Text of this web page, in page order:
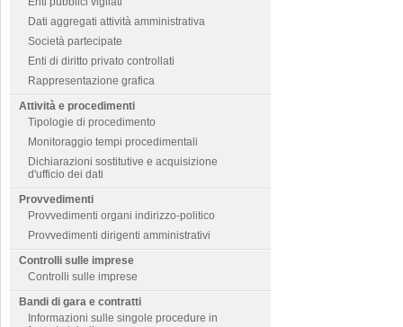
Dati aggregati attività amministrativa
Società partecipate
Enti di diritto privato controllati
Rappresentazione grafica
Attività e procedimenti
Tipologie di procedimento
Monitoraggio tempi procedimentali
Dichiarazioni sostitutive e acquisizione
d'ufficio dei dati
Provvedimenti
Provvedimenti organi indirizzo-politico
Provvedimenti dirigenti amministrativi
Controlli sulle imprese
Controlli sulle imprese
Bandi di gara e contratti
Informazioni sulle singole procedure in